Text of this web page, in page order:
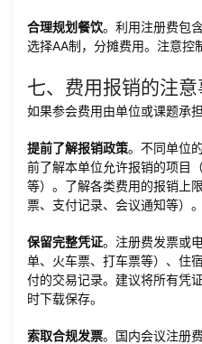
合理规划餐饮。利用注册费包
选择AA制，分摊费用。注意控
七、费用报销的注意
如果参会费用由单位或课题承
提前了解报销政策。不同单位
前了解本单位允许报销的项目
等）。了解各类费用的报销上
票、支付记录、会议通知等）。
保留完整凭证。注册费发票或
单、火车票、打车票等）、住
付的交易记录。建议将所有凭
时下载保存。
索取合规发票。国内会议注册